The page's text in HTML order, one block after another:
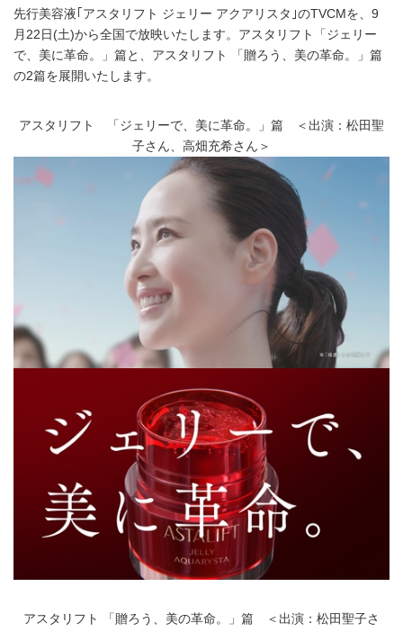
先行美容液｢アスタリフト ジェリー アクアリスタ｣のTVCMを、9
月22日(土)から全国で放映いたします。アスタリフト「ジェリー
で、美に革命。」篇と、アスタリフト 「贈ろう、美の革命。」篇
の2篇を展開いたします。
アスタリフト 「ジェリーで、美に革命。」篇 ＜出演：松田聖
子さん、高畑充希さん＞
アスタリフト 「贈ろう、美の革命。」篇 ＜出演：松田聖子さ